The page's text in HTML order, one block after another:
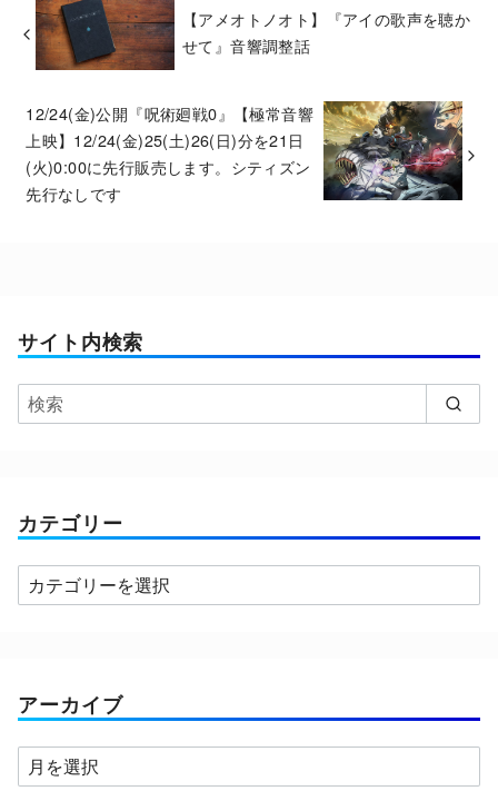
【アメオトノオト】『アイの歌声を聴か
せて』音響調整話
12/24(金)公開『呪術廻戦0』【極常音響
上映】12/24(金)25(土)26(日)分を21日
(火)0:00に先行販売します。シティズン
先行なしです
サイト内検索
カテゴリー
カ
テ
ー
アーカイブ
ア